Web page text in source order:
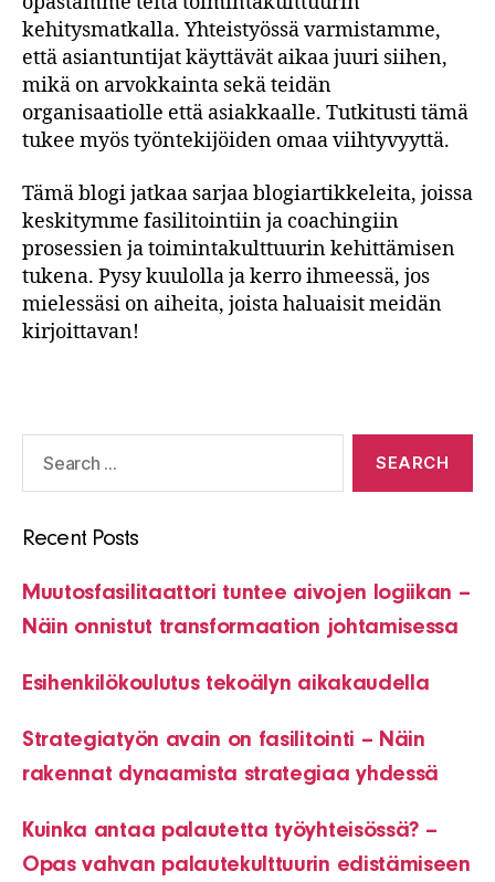
kehitysmatkalla. Yhteistyössä varmistamme,
että asiantuntijat käyttävät aikaa juuri siihen,
mikä on arvokkainta sekä teidän
organisaatiolle että asiakkaalle. Tutkitusti tämä
tukee myös työntekijöiden omaa viihtyvyyttä.
Tämä blogi jatkaa sarjaa blogiartikkeleita, joissa
keskitymme fasilitointiin ja coachingiin
prosessien ja toimintakulttuurin kehittämisen
tukena. Pysy kuulolla ja kerro ihmeessä, jos
mielessäsi on aiheita, joista haluaisit meidän
kirjoittavan!
for:
Recent Posts
Muutosfasilitaattori tuntee aivojen logiikan –
Näin onnistut transformaation johtamisessa
Esihenkilökoulutus tekoälyn aikakaudella
Strategiatyön avain on fasilitointi – Näin
rakennat dynaamista strategiaa yhdessä
Kuinka antaa palautetta työyhteisössä? –
Opas vahvan palautekulttuurin edistämiseen